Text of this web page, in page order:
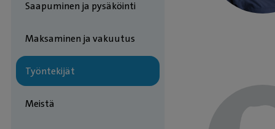
Saapuminen ja pysäköinti
Maksaminen ja vakuutus
Työntekijät
Meistä